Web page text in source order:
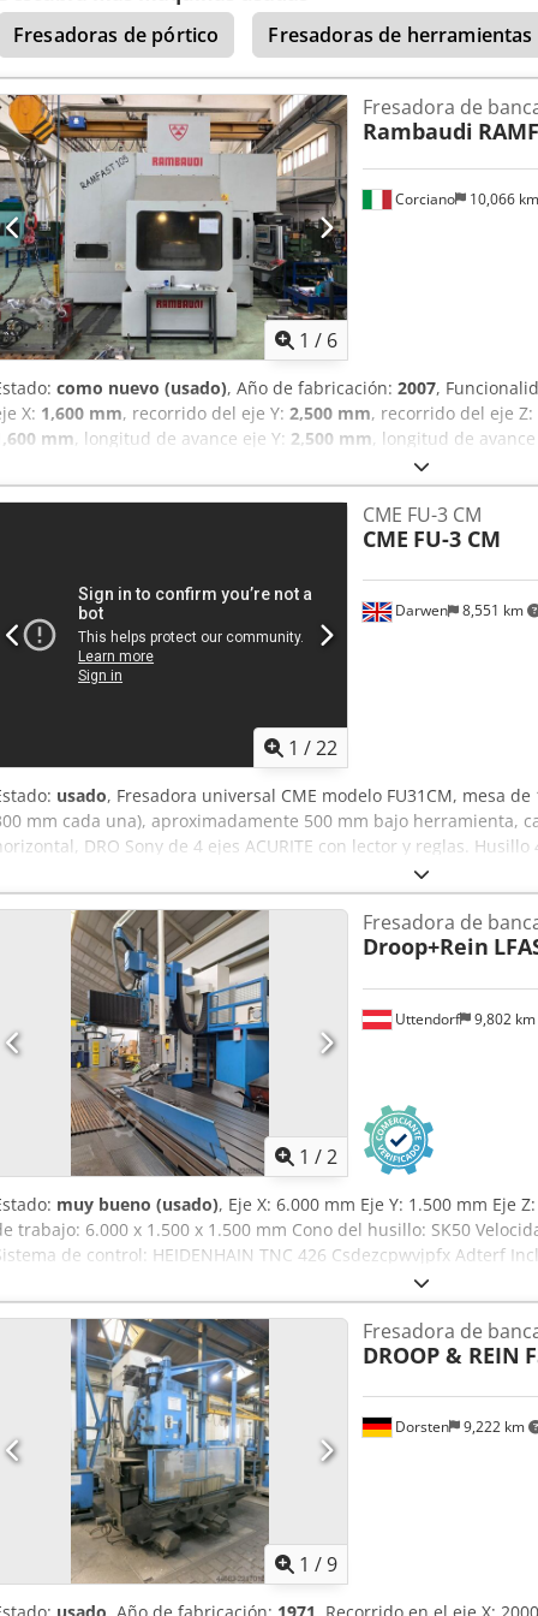
Fresadoras de pórtico
Fresadoras de
1 / 6
Corciano 10,066
Fresadora de
Rambaudi
como nuevo (usado), Año de fabricación: 2007,
X: 1,600 mm, recorrido del eje Y: 2,500 mm, recorrido del eje Z:
mm, longitud de avance eje Y: 2,500 mm, longitud de
, avance eje X:
min, posición del cabezal de fresado:verticale, velocidad del
, longitud de la mesa:
, Ofrecemos esta fresadora de bancada
preguntas o necesita información adicional, no dude en
1 /22
Darwen 8,551 km
CME FU-3 CM
CME FU-3 CM
usado, Fresadora universal CME modelo FU31CM, mesa
mm cada una), aproximadamente 500 mm bajo herramienta,
DRO Sony de 4 ejes ACURITE con lector y reglas.
excepcional, procedente de universidad. Codpfsywzlcex Adterf
1 /2
Uttendorf 9,802 km
Fresadora de
Droop+Rein
muy bueno (usado), Eje X: 6.000 mm Eje Y: 1.500 mm Eje
trabajo: 6.000 x 1.500 x 1.500 mm Cono del husillo: SK50
de control: HEIDENHAIN TNC 426 Csdezcpwvjpfx Adterf
reacondicionada en 2002, se encuentra en muy buen estado y
1 /9
Dorsten 9,222 km
Fresadora de
DROOP & REIN
usado , Año de fabricación: 1971 , Recorrido en el eje X: